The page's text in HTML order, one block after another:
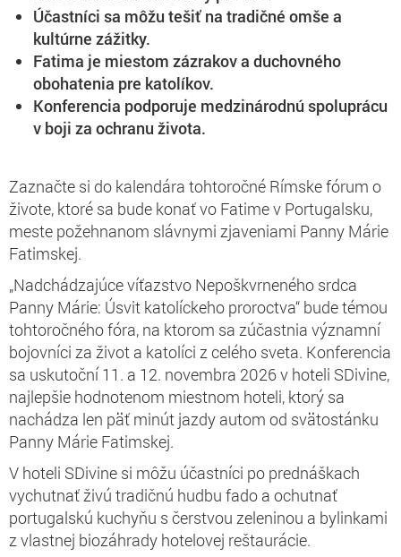
Účastníci sa môžu tešiť na tradičné omše a
kultúrne zážitky.
Fatima je miestom zázrakov a duchovného
obohatenia pre katolíkov.
Konferencia podporuje medzinárodnú spoluprácu
v boji za ochranu života.
Zaznačte si do kalendára tohtoročné Rímske fórum o
živote, ktoré sa bude konať vo Fatime v Portugalsku,
meste požehnanom slávnymi zjaveniami Panny Márie
Fatimskej.
„Nadchádzajúce víťazstvo Nepoškvrneného srdca
Panny Márie: Úsvit katolíckeho proroctva“ bude témou
tohtoročného fóra, na ktorom sa zúčastnia významní
bojovníci za život a katolíci z celého sveta. Konferencia
sa uskutoční 11. a 12. novembra 2026 v hoteli SDivine,
najlepšie hodnotenom miestnom hoteli, ktorý sa
nachádza len päť minút jazdy autom od svätostánku
Panny Márie Fatimskej.
V hoteli SDivine si môžu účastníci po prednáškach
vychutnať živú tradičnú hudbu fado a ochutnať
portugalskú kuchyňu s čerstvou zeleninou a bylinkami
z vlastnej biozáhrady hotelovej reštaurácie.